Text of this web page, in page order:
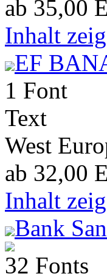
ab 35,00
Inhalt
EF
1 Font
Text
West
ab 32,00
Inhalt
Bank
32 Fonts